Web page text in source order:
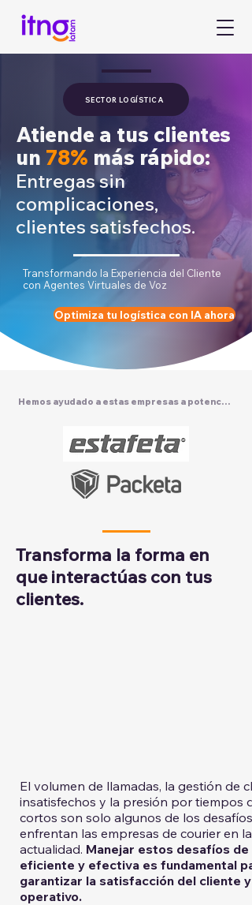
SECTOR LOGÍSTICA
Atiende a tus clientes
un 78% más rápido:
Entregas sin
complicaciones,
clientes satisfechos.
Transformando la Experiencia del Cliente
con Agentes Virtuales de Voz
Optimiza tu logística con IA ahora
Hemos ayudado a estas empresas a potenciar su
Transforma la forma en
que interactúas con tus
clientes.
El volumen de llamadas, la gestión de
insatisfechos y la presión por tiempos
cortos son solo algunos de los desafíos
enfrentan las empresas de courier en la
actualidad. Manejar estos desafíos de
eficiente y efectiva es fundamental
garantizar la satisfacción del cliente y
operativo.